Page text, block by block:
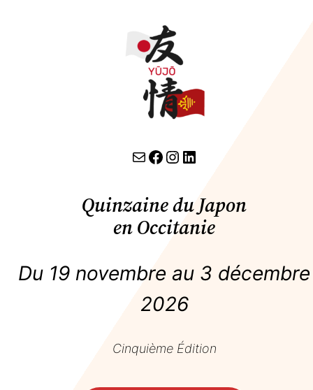
contact par email lien facebook Instagram LinkedIn
Quinzaine du Japon
en Occitanie
Du 19 novembre au 3 décembre
2026
Cinquième Édition